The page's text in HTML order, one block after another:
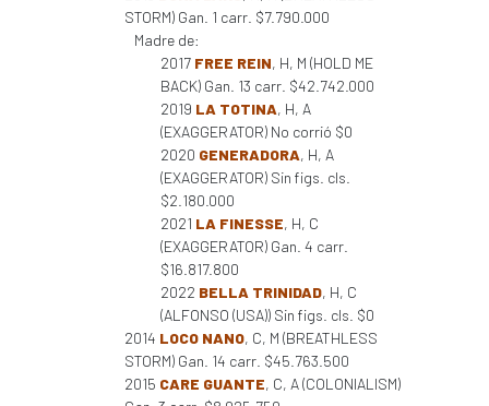
STORM) Gan. 1 carr. $7.790.000
Madre de:
2017 FREE REIN, H, M (HOLD ME
BACK) Gan. 13 carr. $42.742.000
2019 LA TOTINA, H, A
(EXAGGERATOR) No corrió $0
2020 GENERADORA, H, A
(EXAGGERATOR) Sin figs. cls.
$2.180.000
2021 LA FINESSE, H, C
(EXAGGERATOR) Gan. 4 carr.
$16.817.800
2022 BELLA TRINIDAD, H, C
(ALFONSO (USA)) Sin figs. cls. $0
2014 LOCO NANO, C, M (BREATHLESS
STORM) Gan. 14 carr. $45.763.500
2015 CARE GUANTE, C, A (COLONIALISM)